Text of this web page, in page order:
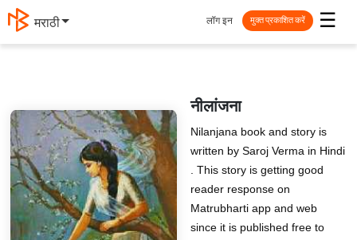
मराठी ☰
लॉग इन मुक्त प्रकाशित करें
नीलांजना
Nilanjana book and story is
written by Saroj Verma in Hindi
. This story is getting good
reader response on
Matrubharti app and web
since it is published free to